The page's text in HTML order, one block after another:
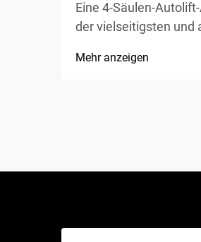
Eine 4-Säulen-
der vielseitigsten und
Werkstätten, privaten
Mehr anzeigen